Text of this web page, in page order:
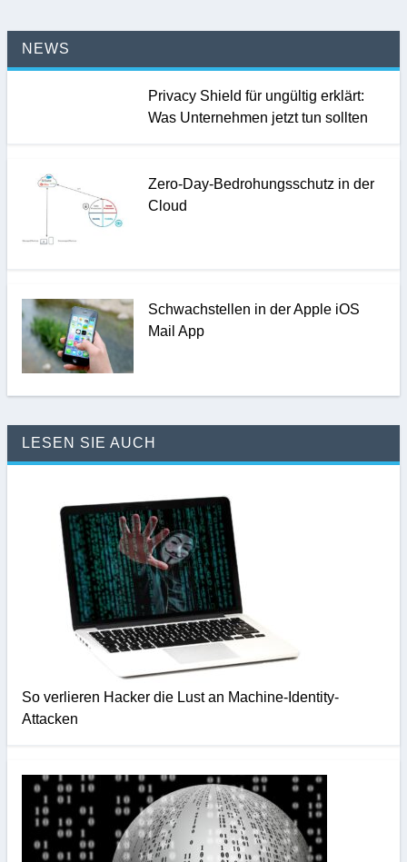
NEWS
Privacy Shield für ungültig erklärt:
Was Unternehmen jetzt tun sollten
Zero-Day-Bedrohungsschutz in der
Cloud
Schwachstellen in der Apple iOS
Mail App
LESEN SIE AUCH
So verlieren Hacker die Lust an Machine-Identity-
Attacken